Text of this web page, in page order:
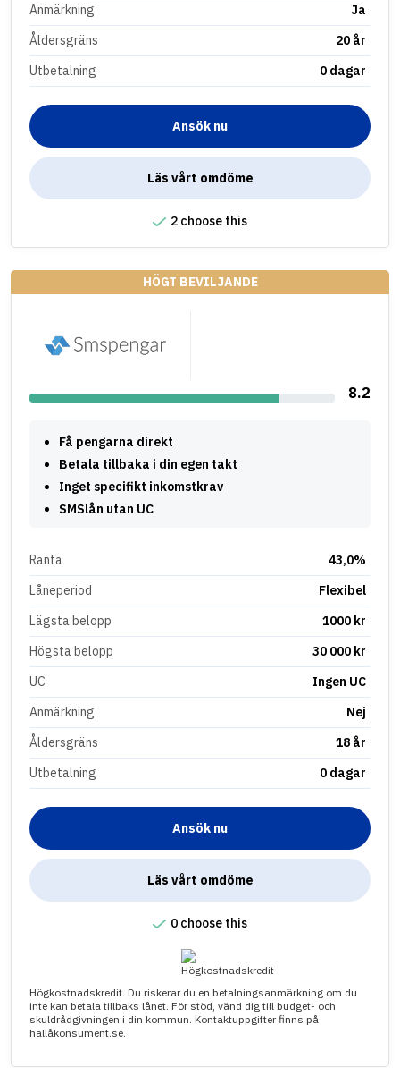
Anmärkning
Ja
Åldersgräns
20 år
Utbetalning
0 dagar
Ansök nu
Läs vårt omdöme
2 choose this
HÖGT BEVILJANDE
8.2
Få pengarna direkt
Betala tillbaka i din egen takt
Inget specifikt inkomstkrav
SMSlån utan UC
Ränta
43,0%
Låneperiod
Flexibel
Lägsta belopp
1000 kr
Högsta belopp
30 000 kr
UC
Ingen UC
Anmärkning
Nej
Åldersgräns
18 år
Utbetalning
0 dagar
Ansök nu
Läs vårt omdöme
0 choose this
Högkostnadskredit. Du riskerar du en betalningsanmärkning om du
inte kan betala tillbaks lånet. För stöd, vänd dig till budget- och
skuldrådgivningen i din kommun. Kontaktuppgifter finns på
hallåkonsument.se.